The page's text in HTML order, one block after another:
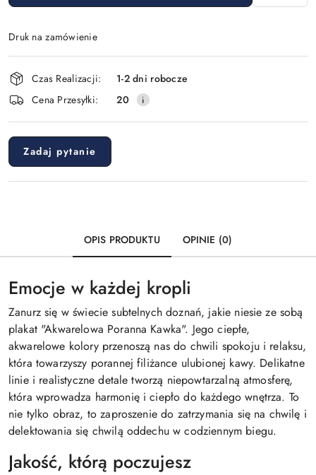
Druk na zamówienie
Dostępność
i
dostawa
Czas Realizacji:
1-2 dni robocze
Cena Przesyłki:
20
Zadaj pytanie
OPIS PRODUKTU OPINIE (0)
Emocje w każdej kropli
Zanurz się w świecie subtelnych doznań, jakie niesie ze sobą
plakat "Akwarelowa Poranna Kawka". Jego ciepłe,
akwarelowe kolory przenoszą nas do chwili spokoju i relaksu,
która towarzyszy porannej filiżance ulubionej kawy. Delikatne
linie i realistyczne detale tworzą niepowtarzalną atmosferę,
która wprowadza harmonię i ciepło do każdego wnętrza. To
nie tylko obraz, to zaproszenie do zatrzymania się na chwilę i
delektowania się chwilą oddechu w codziennym biegu.
Jakość, którą poczujesz